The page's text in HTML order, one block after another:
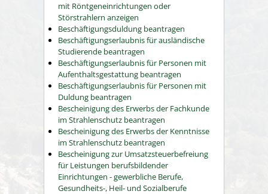
mit Röntgeneinrichtungen oder
Störstrahlern anzeigen
Beschäftigungsduldung beantragen
Beschäftigungserlaubnis für ausländische
Studierende beantragen
Beschäftigungserlaubnis für Personen mit
Aufenthaltsgestattung beantragen
Beschäftigungserlaubnis für Personen mit
Duldung beantragen
Bescheinigung des Erwerbs der Fachkunde
im Strahlenschutz beantragen
Bescheinigung des Erwerbs der Kenntnisse
im Strahlenschutz beantragen
Bescheinigung zur Umsatzsteuerbefreiung
für Leistungen berufsbildender
Einrichtungen - gewerbliche Berufe,
Gesundheits-, Heil- und Sozialberufe